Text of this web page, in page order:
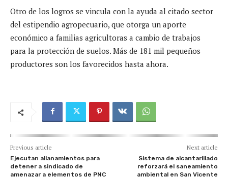
Otro de los logros se vincula con la ayuda al citado sector
del estipendio agropecuario, que otorga un aporte
económico a familias agricultoras a cambio de trabajos
para la protección de suelos. Más de 181 mil pequeños
productores son los favorecidos hasta ahora.
Previous article
Ejecutan allanamientos para
detener a sindicado de
amenazar a elementos de PNC
Next article
Sistema de alcantarillado
reforzará el saneamiento
ambiental en San Vicente